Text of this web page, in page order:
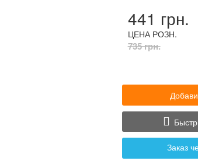
441 грн.
ЦЕНА РОЗН.
735 грн.
Заказ